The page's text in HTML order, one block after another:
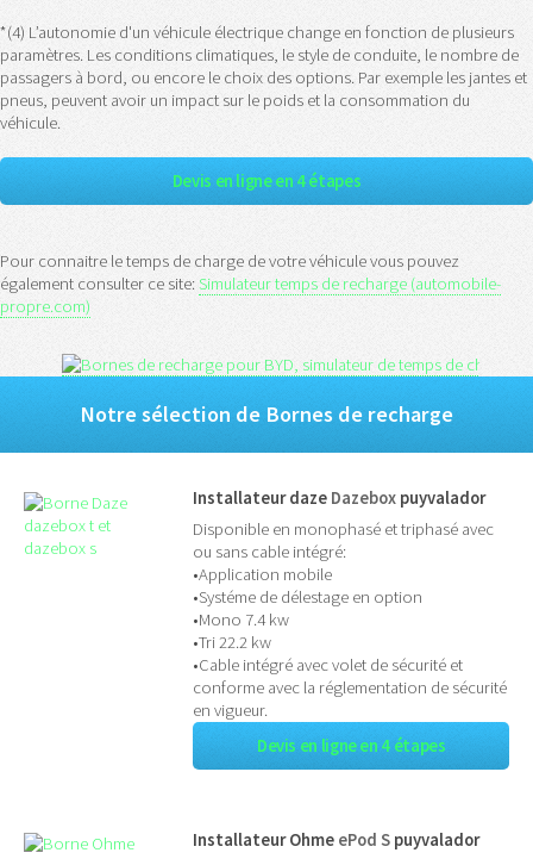
*(4) L’autonomie d'un véhicule électrique change en fonction de plusieurs
paramètres. Les conditions climatiques, le style de conduite, le nombre de
passagers à bord, ou encore le choix des options. Par exemple les jantes et
pneus, peuvent avoir un impact sur le poids et la consommation du
véhicule.
Devis en ligne en 4 étapes
Pour connaitre le temps de charge de votre véhicule vous pouvez
également consulter ce site:Simulateur temps de recharge (automobile-
propre.com)
Notre sélection de Bornes de recharge
Installateur daze Dazebox puyvalador
Disponible en monophasé et triphasé avec
ou sans cable intégré:
•Application mobile
•Systéme de délestage en option
•Mono 7.4 kw
•Tri 22.2 kw
•Cable intégré avec volet de sécurité et
conforme avec la réglementation de sécurité
en vigueur.
Devis en ligne en 4 étapes
Installateur Ohme ePod S puyvalador